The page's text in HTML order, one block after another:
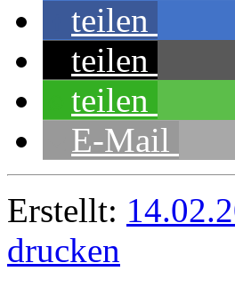
teilen
teilen
teilen
E-Mail
Erstellt:
drucken